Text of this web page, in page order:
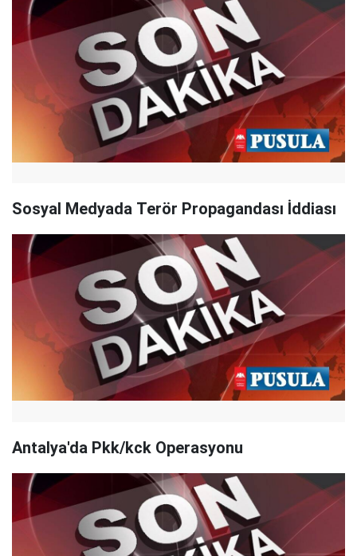
Sosyal Medyada Terör Propagandası İddiası
Antalya'da Pkk/kck Operasyonu